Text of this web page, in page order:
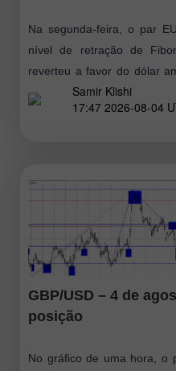
Na segunda-feira, o par
nível de retração de
reverteu a favor do dólar
ao nível
Samir Klishi
17:47 2026-08-04
GBP/USD – 4 de
posição
No gráfico de uma hora, o